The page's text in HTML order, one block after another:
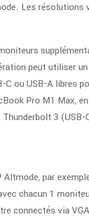
Les
peut utiliser
ou USB-A libres
Pro M1 Max,
3 (USB-
par
chacun 1
connectés via